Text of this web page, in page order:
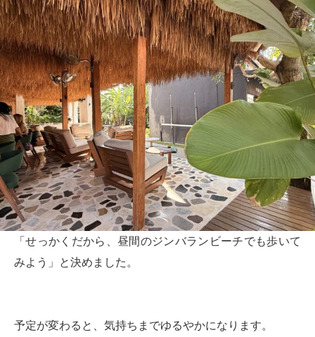
「せっかくだから、昼間のジンバランビーチでも歩いて
みよう」と決めました。
予定が変わると、気持ちまでゆるやかになります。